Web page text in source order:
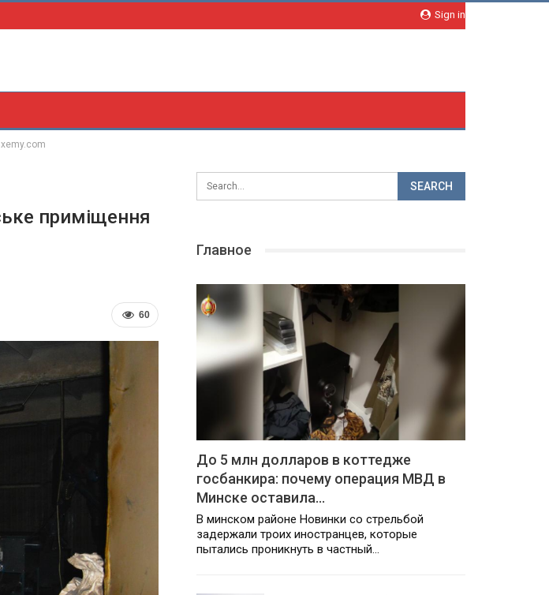
Sign in
приміщення
60
Главное
До 5 млн долларов в коттедже
госбанкира: почему операция МВД в
Минске оставила…
В минском районе Новинки со стрельбой
задержали троих иностранцев, которые
пытались проникнуть в частный…